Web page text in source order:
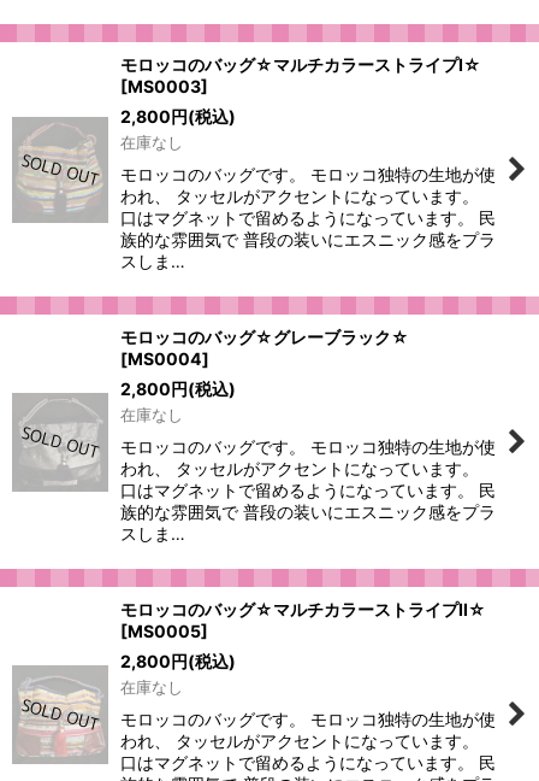
モロッコのバッグ☆マルチカラーストライプI☆
[MS0003]
2,800円(税込)
在庫なし
モロッコのバッグです。 モロッコ独特の生地が使
われ、 タッセルがアクセントになっています。
口はマグネットで留めるようになっています。 民
族的な雰囲気で 普段の装いにエスニック感をプラ
スしま…
モロッコのバッグ☆グレーブラック☆
[MS0004]
2,800円(税込)
在庫なし
モロッコのバッグです。 モロッコ独特の生地が使
われ、 タッセルがアクセントになっています。
口はマグネットで留めるようになっています。 民
族的な雰囲気で 普段の装いにエスニック感をプラ
スしま…
モロッコのバッグ☆マルチカラーストライプII☆
[MS0005]
2,800円(税込)
在庫なし
モロッコのバッグです。 モロッコ独特の生地が使
われ、 タッセルがアクセントになっています。
口はマグネットで留めるようになっています。 民